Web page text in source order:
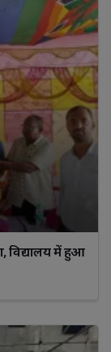
विद्यालय में हुआ